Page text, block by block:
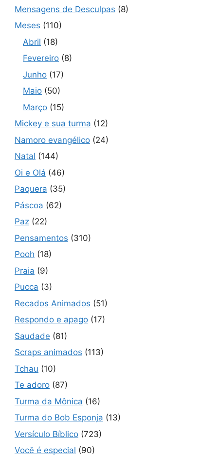
Mensagens de Desculpas (8)
Meses (110)
Abril (18)
Fevereiro (8)
Junho (17)
Maio (50)
Março (15)
Mickey e sua turma (12)
Namoro evangélico (24)
Natal (144)
Oi e Olá (46)
Paquera (35)
Páscoa (62)
Paz (22)
Pensamentos (310)
Pooh (18)
Praia (9)
Pucca (3)
Recados Animados (51)
Respondo e apago (17)
Saudade (81)
Scraps animados (113)
Tchau (10)
Te adoro (87)
Turma da Mônica (16)
Turma do Bob Esponja (13)
Versículo Bíblico (723)
Você é especial (90)